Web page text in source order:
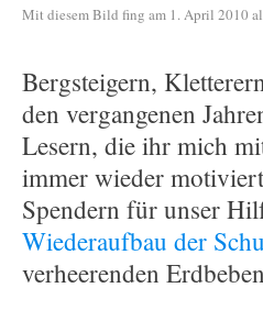
Mit diesem Bild fing am 1. April 2010
Bergsteigern,
den vergangenen
Lesern, die ihr mich
immer wieder
Spendern für unser
Wiederaufbau der
verheerenden